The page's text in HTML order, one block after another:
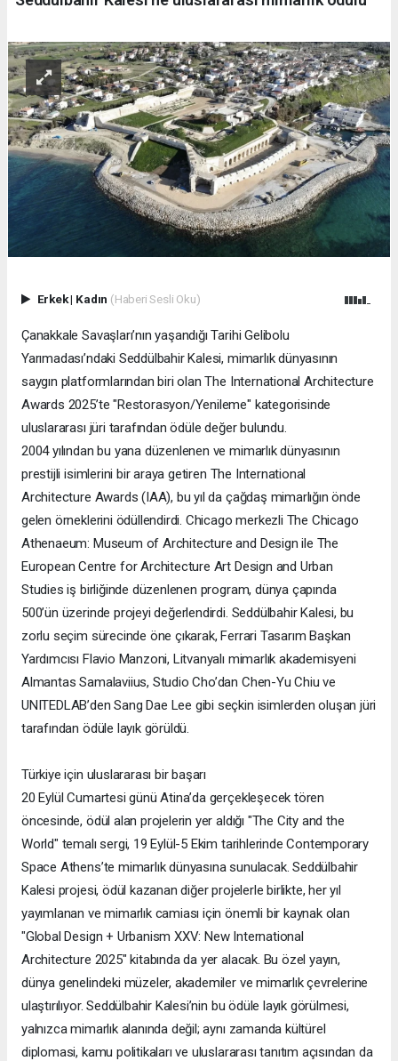
Erkek| Kadın (Haberi Sesli Oku)
Çanakkale Savaşları’nın yaşandığı Tarihi Gelibolu
Yarımadası’ndaki Seddülbahir Kalesi, mimarlık dünyasının
saygın platformlarından biri olan The International Architecture
Awards 2025’te "Restorasyon/Yenileme" kategorisinde
uluslararası jüri tarafından ödüle değer bulundu.
2004 yılından bu yana düzenlenen ve mimarlık dünyasının
prestijli isimlerini bir araya getiren The International
Architecture Awards (IAA), bu yıl da çağdaş mimarlığın önde
gelen örneklerini ödüllendirdi. Chicago merkezli The Chicago
Athenaeum: Museum of Architecture and Design ile The
European Centre for Architecture Art Design and Urban
Studies iş birliğinde düzenlenen program, dünya çapında
500’ün üzerinde projeyi değerlendirdi. Seddülbahir Kalesi, bu
zorlu seçim sürecinde öne çıkarak, Ferrari Tasarım Başkan
Yardımcısı Flavio Manzoni, Litvanyalı mimarlık akademisyeni
Almantas Samalaviius, Studio Cho’dan Chen-Yu Chiu ve
UNITEDLAB’den Sang Dae Lee gibi seçkin isimlerden oluşan jüri
tarafından ödüle layık görüldü.
Türkiye için uluslararası bir başarı
20 Eylül Cumartesi günü Atina’da gerçekleşecek tören
öncesinde, ödül alan projelerin yer aldığı "The City and the
World" temalı sergi, 19 Eylül-5 Ekim tarihlerinde Contemporary
Space Athens’te mimarlık dünyasına sunulacak. Seddülbahir
Kalesi projesi, ödül kazanan diğer projelerle birlikte, her yıl
yayımlanan ve mimarlık camiası için önemli bir kaynak olan
"Global Design + Urbanism XXV: New International
Architecture 2025" kitabında da yer alacak. Bu özel yayın,
dünya genelindeki müzeler, akademiler ve mimarlık çevrelerine
ulaştırılıyor. Seddülbahir Kalesi’nin bu ödüle layık görülmesi,
yalnızca mimarlık alanında değil; aynı zamanda kültürel
diplomasi, kamu politikaları ve uluslararası tanıtım açısından da